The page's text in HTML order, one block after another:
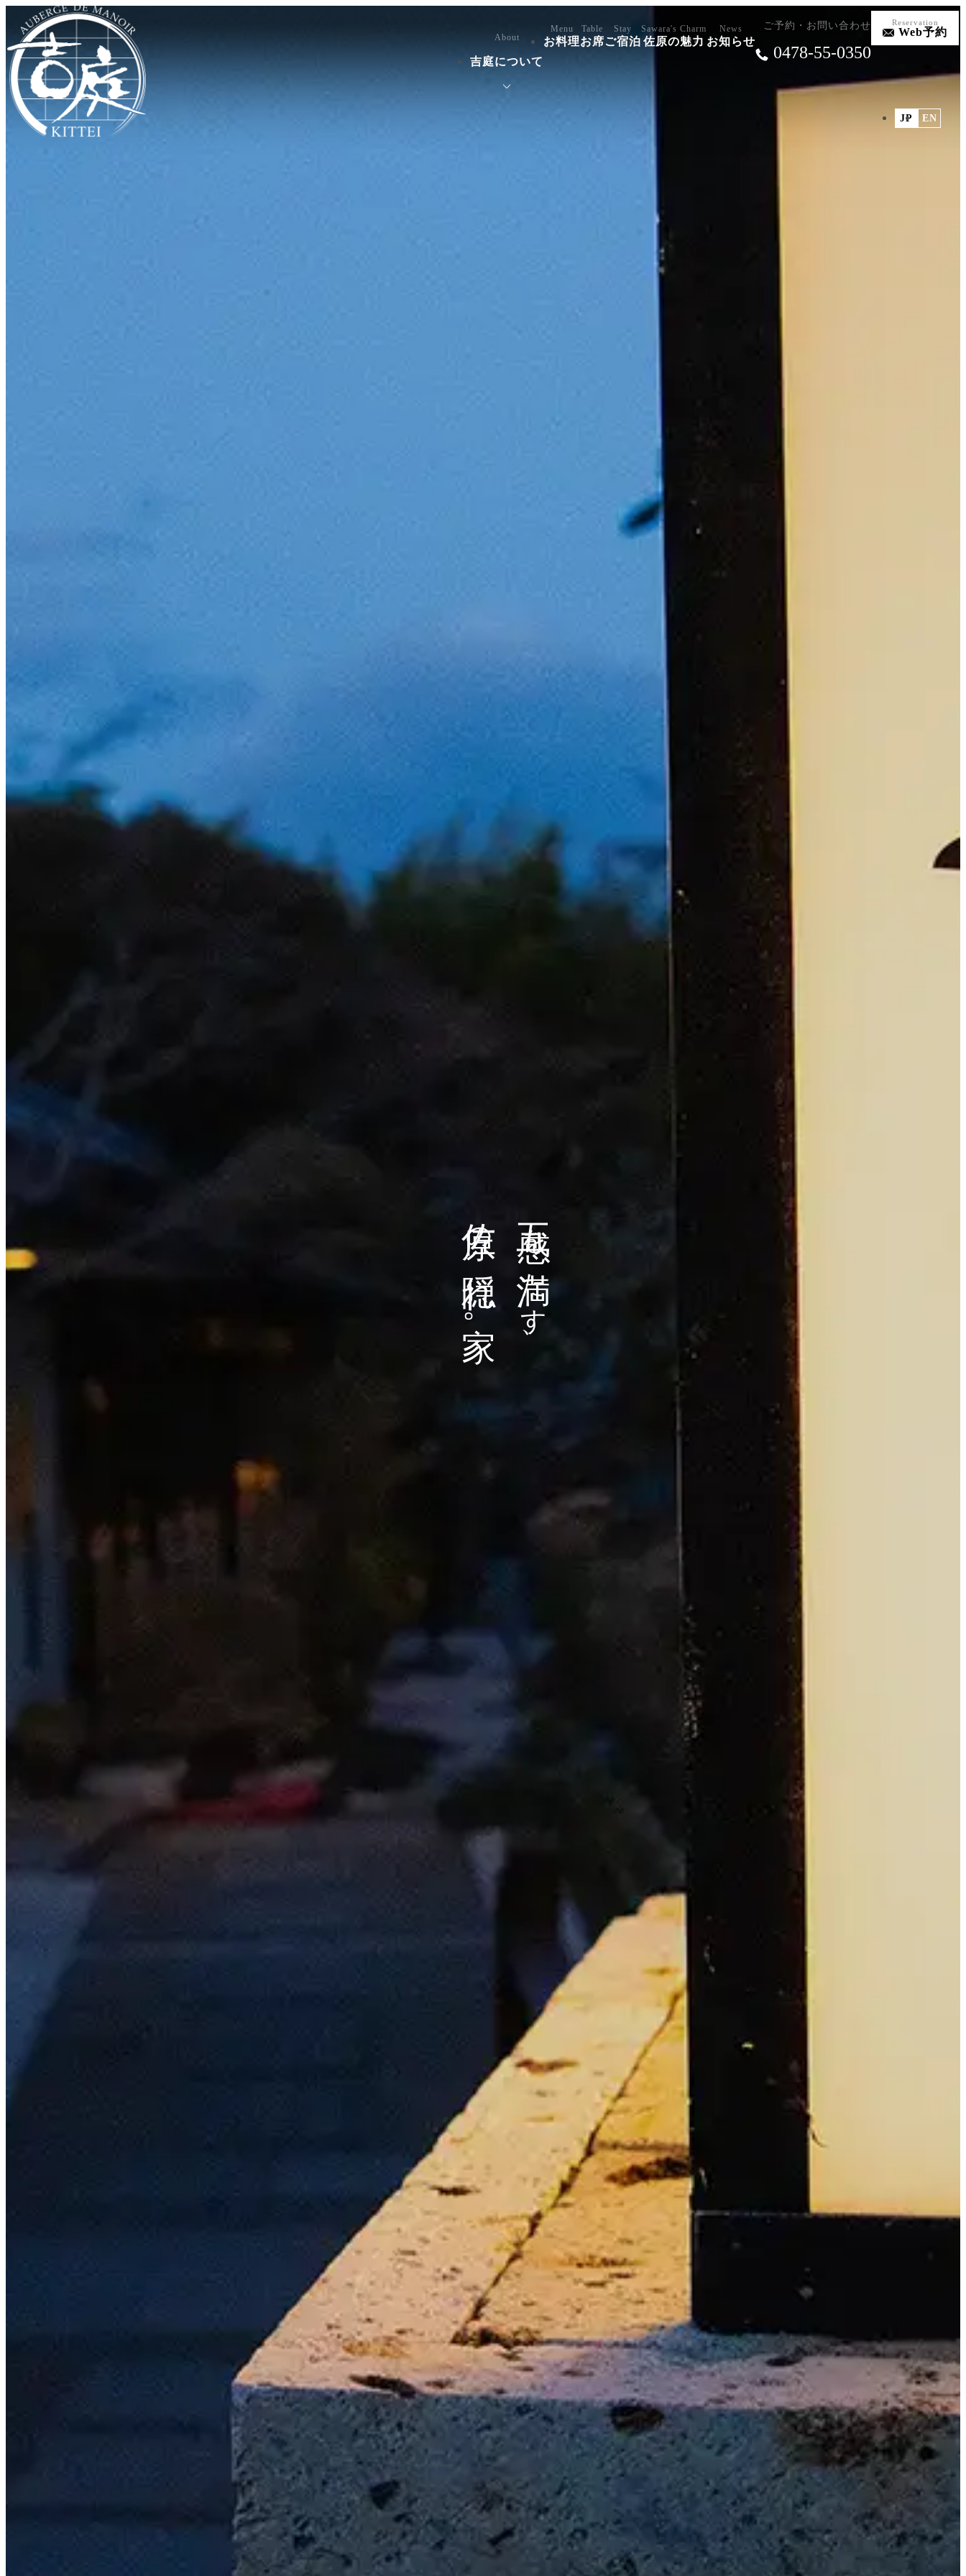
About
吉庭について
Menu
お料理
Table
お席
Stay
ご宿泊
Sawara's Charm
佐原の魅力
News
お知らせ
ご予約・お問い合わせ
0478-55-0350
Reservation
Web予約
JP EN
を
満
たす、
の
隠れ家。